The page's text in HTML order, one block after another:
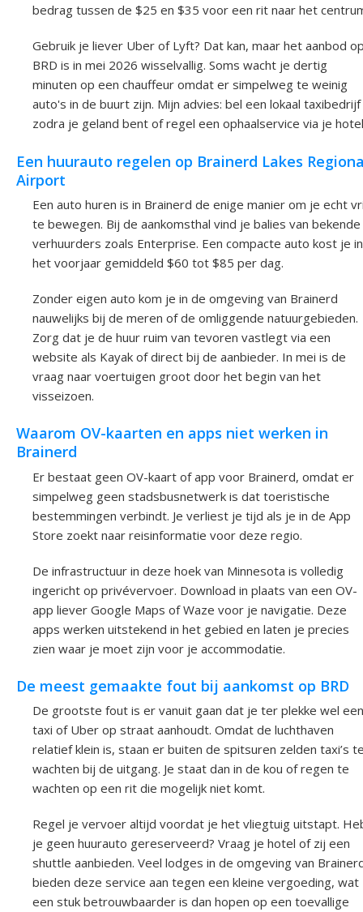
bedrag tussen de $25 en $35 voor een rit naar het
Gebruik je liever Uber of Lyft? Dat kan, maar het aanbod
BRD is in mei 2026 wisselvallig. Soms wacht je dertig
minuten op een chauffeur omdat er simpelweg te weinig
auto's in de buurt zijn. Mijn advies: bel een lokaal taxibedrijf
zodra je geland bent of regel een ophaalservice via je
Een huurauto regelen op Brainerd Lakes
Airport
Een auto huren is in Brainerd de enige manier om je echt
te bewegen. Bij de aankomsthal vind je balies van bekende
verhuurders zoals Enterprise. Een compacte auto kost je in
het voorjaar gemiddeld $60 tot $85 per dag.
Zonder eigen auto kom je in de omgeving van Brainerd
nauwelijks bij de meren of de omliggende natuurgebieden.
Zorg dat je de huur ruim van tevoren vastlegt via een
website als Kayak of direct bij de aanbieder. In mei is de
vraag naar voertuigen groot door het begin van het
visseizoen.
Waarom OV-kaarten en apps niet werken in
Brainerd
Er bestaat geen OV-kaart of app voor Brainerd, omdat er
simpelweg geen stadsbusnetwerk is dat toeristische
bestemmingen verbindt. Je verliest je tijd als je in de App
Store zoekt naar reisinformatie voor deze regio.
De infrastructuur in deze hoek van Minnesota is volledig
ingericht op privévervoer. Download in plaats van een OV-
app liever Google Maps of Waze voor je navigatie. Deze
apps werken uitstekend in het gebied en laten je precies
zien waar je moet zijn voor je accommodatie.
De meest gemaakte fout bij aankomst op BRD
De grootste fout is er vanuit gaan dat je ter plekke wel een
taxi of Uber op straat aanhoudt. Omdat de luchthaven
relatief klein is, staan er buiten de spitsuren zelden taxi’s
wachten bij de uitgang. Je staat dan in de kou of regen te
wachten op een rit die mogelijk niet komt.
Regel je vervoer altijd voordat je het vliegtuig uitstapt.
je geen huurauto gereserveerd? Vraag je hotel of zij een
shuttle aanbieden. Veel lodges in de omgeving van
bieden deze service aan tegen een kleine vergoeding, wat
een stuk betrouwbaarder is dan hopen op een toevallige